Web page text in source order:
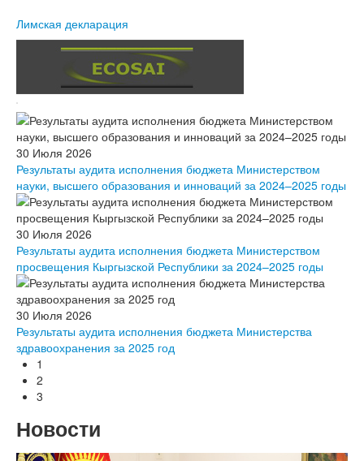
Лимская декларация
30 Июля 2026
Результаты аудита исполнения бюджета Министерством
науки, высшего образования и инноваций за 2024–2025 годы
30 Июля 2026
Результаты аудита исполнения бюджета Министерством
просвещения Кыргызской Республики за 2024–2025 годы
30 Июля 2026
Результаты аудита исполнения бюджета Министерства
здравоохранения за 2025 год
1
2
3
Новости